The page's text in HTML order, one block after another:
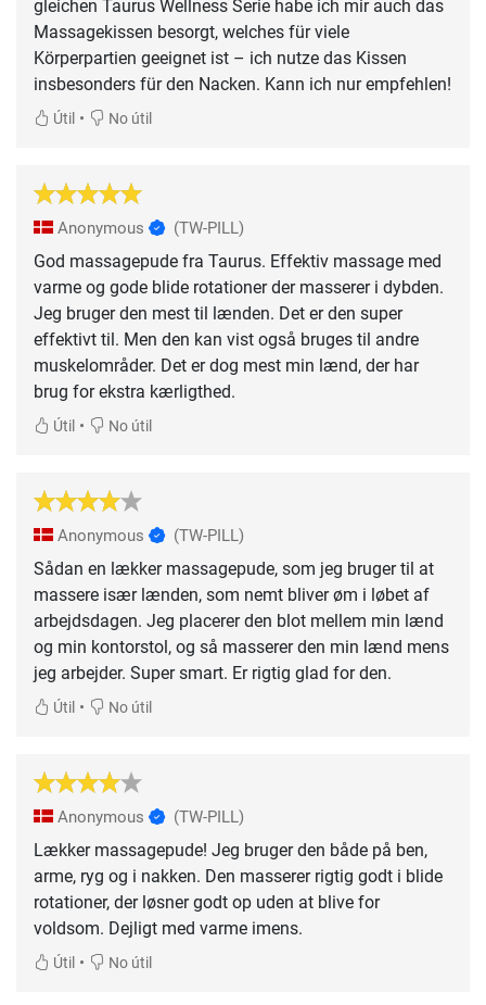
gleichen Taurus Wellness Serie habe ich mir auch das
Massagekissen besorgt, welches für viele
Körperpartien geeignet ist – ich nutze das Kissen
insbesonders für den Nacken. Kann ich nur empfehlen!
Útil • No útil
Anonymous (TW-PILL)
God massagepude fra Taurus. Effektiv massage med
varme og gode blide rotationer der masserer i dybden.
Jeg bruger den mest til lænden. Det er den super
effektivt til. Men den kan vist også bruges til andre
muskelområder. Det er dog mest min lænd, der har
brug for ekstra kærligthed.
Útil • No útil
Anonymous (TW-PILL)
Sådan en lækker massagepude, som jeg bruger til at
massere især lænden, som nemt bliver øm i løbet af
arbejdsdagen. Jeg placerer den blot mellem min lænd
og min kontorstol, og så masserer den min lænd mens
jeg arbejder. Super smart. Er rigtig glad for den.
Útil • No útil
Anonymous (TW-PILL)
Lækker massagepude! Jeg bruger den både på ben,
arme, ryg og i nakken. Den masserer rigtig godt i blide
rotationer, der løsner godt op uden at blive for
voldsom. Dejligt med varme imens.
Útil • No útil